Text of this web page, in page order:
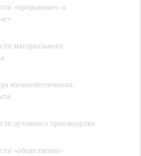
«прорывные» и
материального
жизнеобеспечения.
духовного производства
«общественно-